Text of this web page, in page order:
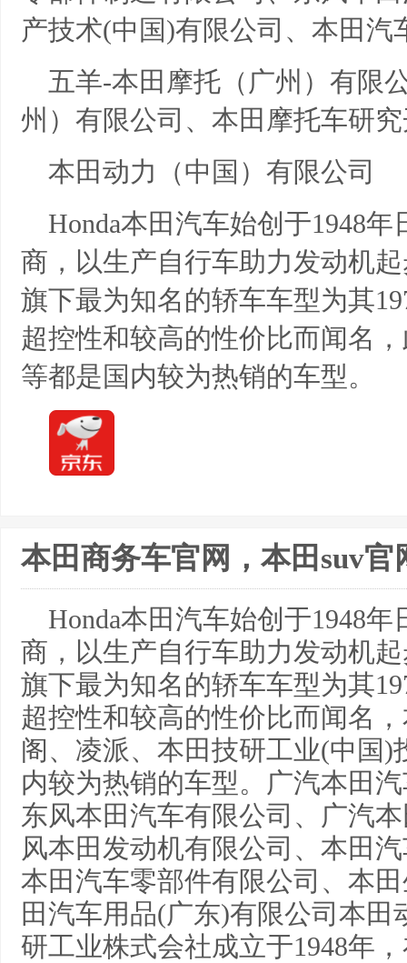
产技术(中国)有限公司、本田汽
五羊-本田摩托（广州）有限
州）有限公司、本田摩托车研
本田动力（中国）有限公司
Honda本田汽车始创于1948
商，以生产自行车助力发动机
旗下最为知名的轿车车型为其
超控性和较高的性价比而闻名
等都是国内较为热销的车型。
本田商务车官网，本田suv
Honda本田汽车始创于1948
商，以生产自行车助力发动机
旗下最为知名的轿车车型为其
超控性和较高的性价比而闻名
阁、凌派、本田技研工业(中国
内较为热销的车型。广汽本田
东风本田汽车有限公司、广汽
风本田发动机有限公司、本田
本田汽车零部件有限公司、本
田汽车用品(广东)有限公司本
研工业株式会社成立于1948年